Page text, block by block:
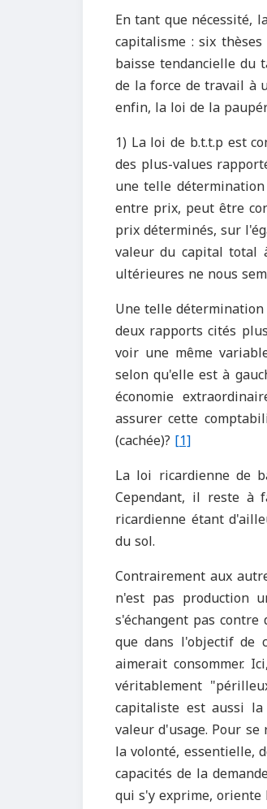
En tant que nécessité,
capitalisme : six
baisse tendancielle du
de la force de travail à
enfin, la loi de la
1) La loi de b.t.t.p est
des plus-values
une telle
entre prix, peut être
prix déterminés, sur
valeur du capital total
ultérieures ne nous
Une telle
deux rapports cités
voir une même
selon qu'elle est à
économie
assurer cette
(cachée)? [1]
La loi ricardienne de
Cependant, il reste à
ricardienne étant
du sol.
Contrairement aux
n'est pas production
s'échangent pas
que dans l'objectif de
aimerait consommer.
véritablement
capitaliste est aussi
valeur d'usage. Pour
la volonté, essentielle,
capacités de la
qui s'y exprime, oriente